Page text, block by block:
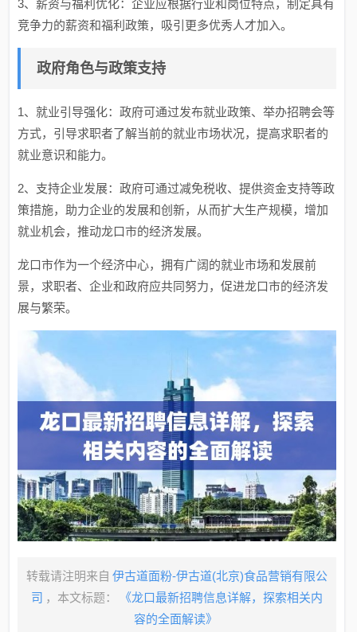
3、薪资与福利优化：企业应根据行业和岗位特点，制定具有
竞争力的薪资和福利政策，吸引更多优秀人才加入。
政府角色与政策支持
1、就业引导强化：政府可通过发布就业政策、举办招聘会等
方式，引导求职者了解当前的就业市场状况，提高求职者的
就业意识和能力。
2、支持企业发展：政府可通过减免税收、提供资金支持等政
策措施，助力企业的发展和创新，从而扩大生产规模，增加
就业机会，推动龙口市的经济发展。
龙口市作为一个经济中心，拥有广阔的就业市场和发展前
景，求职者、企业和政府应共同努力，促进龙口市的经济发
展与繁荣。
转载请注明来自 伊古道面粉-伊古道(北京)食品营销有限公
司 ，本文标题：
《龙口最新招聘信息详解，探索相关内
容的全面解读》